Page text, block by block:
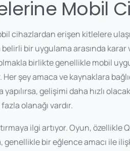
Mobil
cihazlardan erişen kitlelere
bir uygulama arasında
birlikte genellikle mobil
şey amaca ve kaynaklara
yapılırsa, gelişimi daha hızlı
olanağı vardır.
ilgi artıyor. Oyun,
genellikle bir eğlence amacı ile